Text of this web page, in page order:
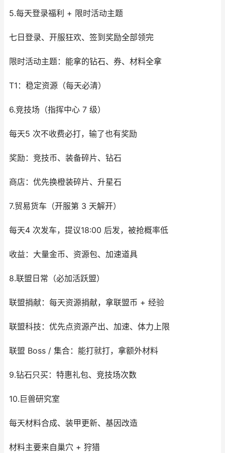
5.每天登录福利 + 限时活动主题
七日登录、开服狂欢、签到奖励全部领完
限时活动主题：能拿的钻石、券、材料全拿
T1：稳定资源（每天必清）
6.竞技场（指挥中心 7 级）
每天5 次不收费必打，输了也有奖励
奖励：竞技币、装备碎片、钻石
商店：优先换橙装碎片、升星石
7.贸易货车（开服第 3 天解开）
每天4 次发车，提议18:00 后发，被抢概率低
收益：大量金币、资源包、加速道具
8.联盟日常（必加活跃盟）
联盟捐献：每天资源捐献，拿联盟币 + 经验
联盟科技：优先点资源产出、加速、体力上限
联盟 Boss / 集合：能打就打，拿额外材料
9.钻石只买：特惠礼包、竞技场次数
10.巨兽研究室
每天材料合成、装甲更新、基因改造
材料主要来自巢穴 + 狩猎